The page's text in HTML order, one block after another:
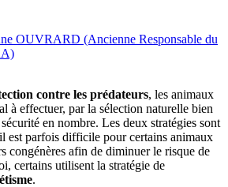
OUVRARD (Ancienne Responsable du
contre les prédateurs, les animaux
à effectuer, par la sélection naturelle bien
en nombre. Les deux stratégies sont
est parfois difficile pour certains animaux
congénères afin de diminuer le risque de
certains utilisent la stratégie de
.